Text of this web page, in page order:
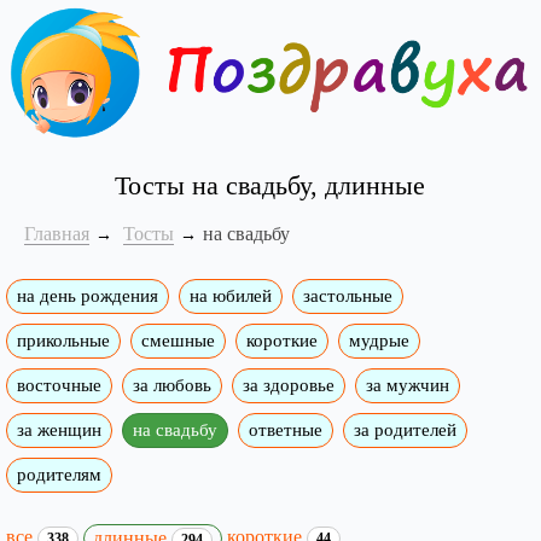
Тосты на свадьбу, длинные
Главная Тосты на свадьбу
на день рождения на юбилей застольные
прикольные смешные короткие мудрые
восточные за любовь за здоровье за мужчин
за женщин на свадьбу ответные за родителей
родителям
все короткие